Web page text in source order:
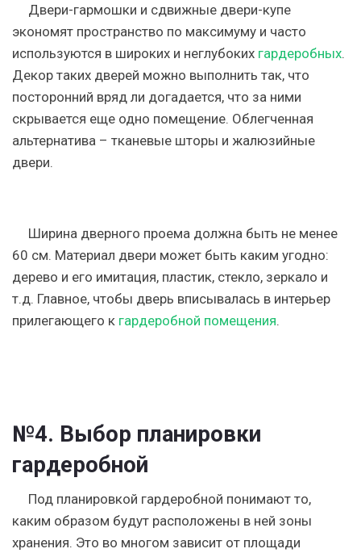
Двери-гармошки и сдвижные двери-купе
экономят пространство по максимуму и часто
используются в широких и неглубоких гардеробных.
Декор таких дверей можно выполнить так, что
посторонний вряд ли догадается, что за ними
скрывается еще одно помещение. Облегченная
альтернатива – тканевые шторы и жалюзийные
двери.
Ширина дверного проема должна быть не менее
60 см. Материал двери может быть каким угодно:
дерево и его имитация, пластик, стекло, зеркало и
т.д. Главное, чтобы дверь вписывалась в интерьер
прилегающего к гардеробной помещения.
№4. Выбор планировки
гардеробной
Под планировкой гардеробной понимают то,
каким образом будут расположены в ней зоны
хранения. Это во многом зависит от площади